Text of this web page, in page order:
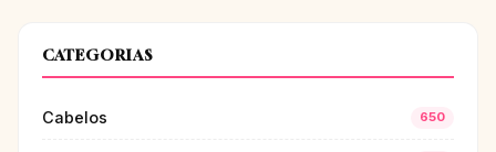
CATEGORIAS
Cabelos 650